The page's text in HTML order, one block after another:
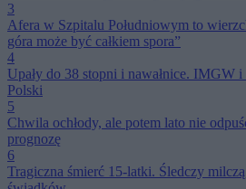
3
Afera w Szpitalu Południowym to
góra może być całkiem spora”
4
Upały do 38 stopni i nawałnice. IMGW
Polski
5
Chwila ochłody, ale potem lato nie
prognozę
6
Tragiczna śmierć 15-latki. Śledczy